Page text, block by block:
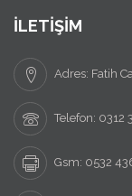
İLETİŞİM
Adres: Fatih
Telefon: 0312
Gsm: 0532